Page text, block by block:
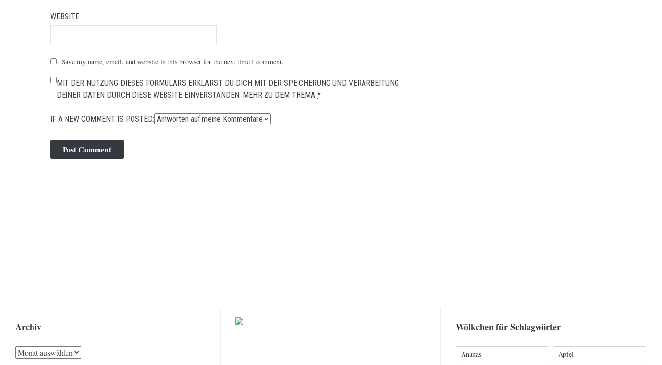
WEBSITE
Save my name, email, and website in this browser for the next time I comment.
MIT DER NUTZUNG DIESES FORMULARS ERKLÄRST DU DICH MIT DER SPEICHERUNG UND VERARBEITUNG
DEINER DATEN DURCH DIESE WEBSITE EINVERSTANDEN. MEHR ZU DEM THEMA *
IF A NEW COMMENT IS POSTED:
Archiv
Archiv
Wölkchen für Schlagwörter
Ananas Apfel